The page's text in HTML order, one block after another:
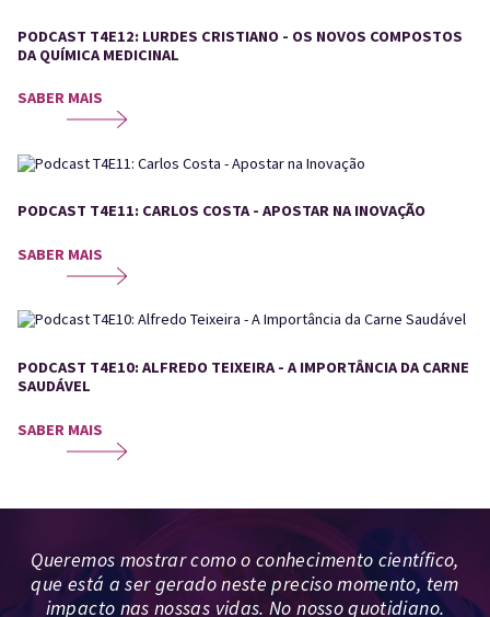
PODCAST T4E12: LURDES CRISTIANO - OS NOVOS COMPOSTOS
DA QUÍMICA MEDICINAL
SABER MAIS
PODCAST T4E11: CARLOS COSTA - APOSTAR NA INOVAÇÃO
SABER MAIS
PODCAST T4E10: ALFREDO TEIXEIRA - A IMPORTÂNCIA DA CARNE
SAUDÁVEL
SABER MAIS
Queremos mostrar como o conhecimento científico,
que está a ser gerado neste preciso momento, tem
impacto nas nossas vidas. No nosso quotidiano.